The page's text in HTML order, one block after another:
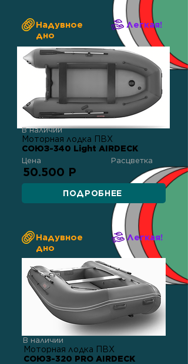
Надувное
дно
Легкая!
В наличии
Моторная лодка ПВХ
СОЮЗ-340 Light AIRDECK
Расцветка
Цена
50.500 Р
ПОДРОБНЕЕ
Надувное
дно
Легкая!
В наличии
Моторная лодка ПВХ
СОЮЗ-320 PRO AIRDECK